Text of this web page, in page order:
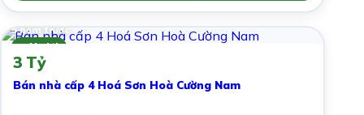
Môi giới
5 năm trước
3 Tỷ
Bán nhà cấp 4 Hoá Sơn Hoà Cường Nam